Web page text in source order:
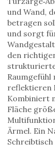
und Wand,
betragen
und sorgt
den
strukturierte
Raumgefühl
reflektieren
Kombiniert
Fläche
Ärmel. Ein